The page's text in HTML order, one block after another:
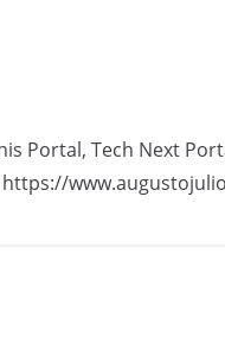
Portal, Tech Next